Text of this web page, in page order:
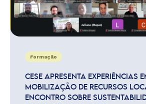
Formação
CESE APRESENTA EXPERIÊNCIAS
MOBILIZAÇÃO DE RECURSOS
ENCONTRO SOBRE